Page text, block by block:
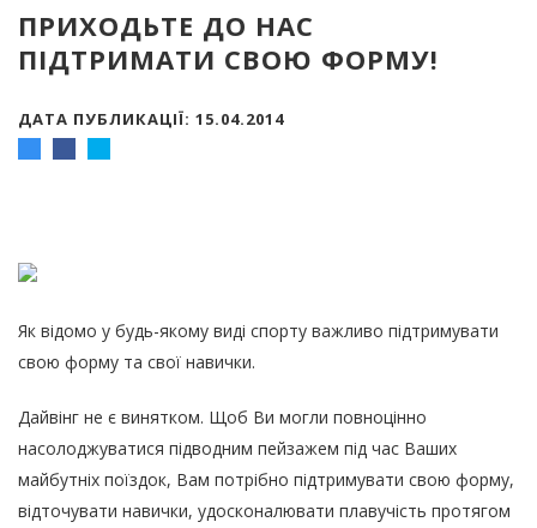
ПРИХОДЬТЕ ДО НАС
ПІДТРИМАТИ СВОЮ ФОРМУ!
ДАТА ПУБЛИКАЦІЇ: 15.04.2014
Як відомо у будь-якому виді спорту важливо підтримувати
свою форму та свої навички.
Дайвінг не є винятком. Щоб Ви могли повноцінно
насолоджуватися підводним пейзажем під час Ваших
майбутніх поїздок, Вам потрібно підтримувати свою форму,
відточувати навички, удосконалювати плавучість протягом